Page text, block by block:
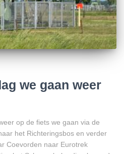
we gaan weer
op de fiets we gaan via de
het Richteringsbos en verder
Coevorden naar Eurotrek